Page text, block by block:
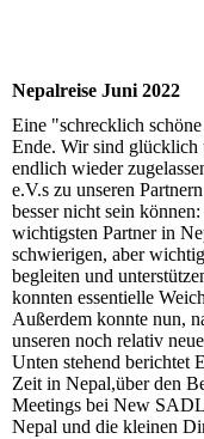
Nepalreise Juni 2022
Eine "schrecklich
Ende. Wir sind glücklich
endlich wieder
e.V.s zu unseren
besser nicht sein
wichtigsten Partner in
schwierigen, aber
begleiten und
konnten essentielle
Außerdem konnte nun,
unseren noch relativ
Unten stehend berichtet
Zeit in Nepal,über den
Meetings bei New
Nepal und die kleinen